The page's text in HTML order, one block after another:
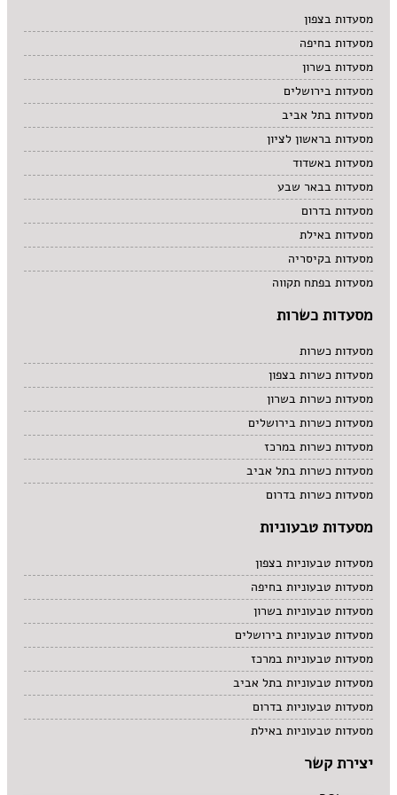
מרקים
מתוקים
סיני
סנדוויץ' בר
פאב
מסעדות בצפון
מסעדות בחיפה
מסעדות בשרון
מסעדות בירושלים
מסעדות בתל אביב
מסעדות בראשון לציון
מסעדות באשדוד
מסעדות בבאר שבע
מסעדות בדרום
מסעדות באילת
מסעדות בקיסריה
מסעדות בפתח תקווה
מסעדות כשרות
מסעדות כשרות
מסעדות כשרות בצפון
מסעדות כשרות בשרון
מסעדות כשרות בירושלים
מסעדות כשרות במרכז
מסעדות כשרות בתל אביב
מסעדות כשרות בדרום
מסעדות טבעוניות
מסעדות טבעוניות בצפון
מסעדות טבעוניות בחיפה
מסעדות טבעוניות בשרון
מסעדות טבעוניות בירושלים
מסעדות טבעוניות במרכז
מסעדות טבעוניות בתל אביב
מסעדות טבעוניות בדרום
מסעדות טבעוניות באילת
יצירת קשר